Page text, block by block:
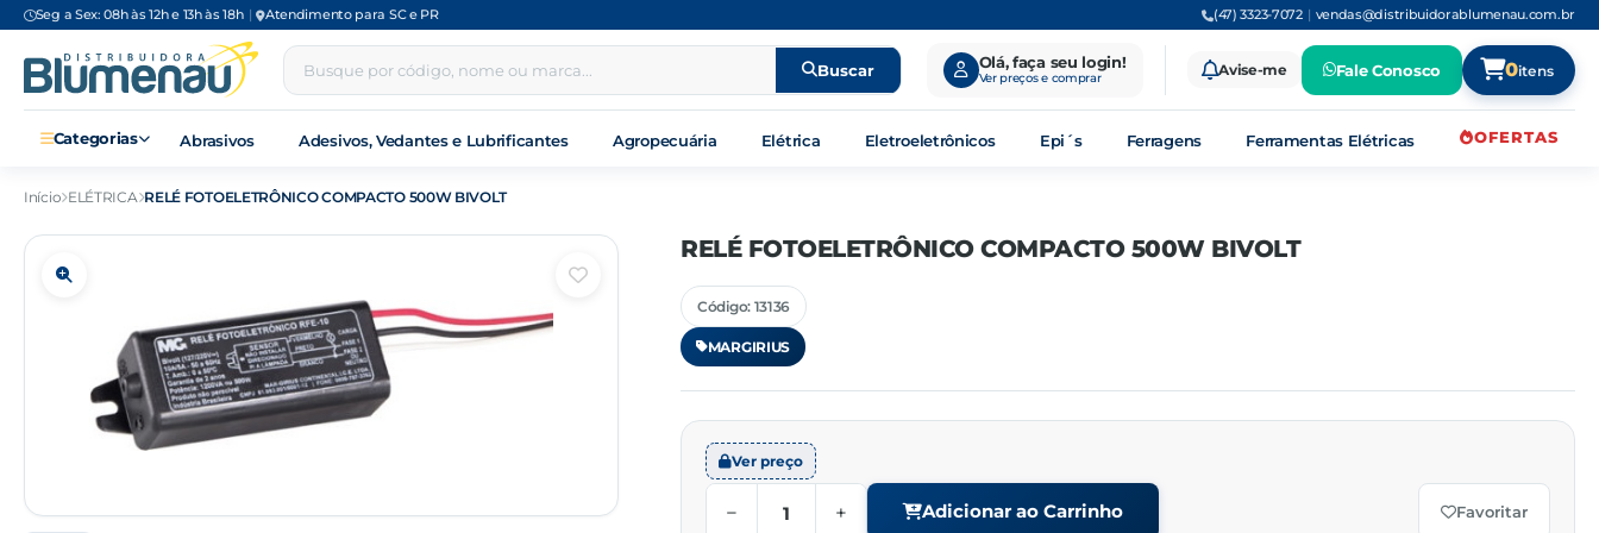
Seg a Sex: 08h às 12h e 13h às 18h | Atendimento para SC e PR (47) 3323-7072 | vendas@distribuidorablumenau.com.br
Buscar Olá, faça seu login!
Ver preços e comprar Avise-me Fale Conosco 0itens
Categorias Abrasivos Adesivos, Vedantes e Lubrificantes Agropecuária Elétrica Eletroeletrônicos Epi´s Ferragens Ferramentas Elétricas OFERTAS
Início ELÉTRICA RELÉ FOTOELETRÔNICO COMPACTO 500W BIVOLT
RELÉ FOTOELETRÔNICO COMPACTO 500W BIVOLT
Código: 13136
MARGIRIUS
Ver preço
− + Adicionar ao Carrinho Favoritar